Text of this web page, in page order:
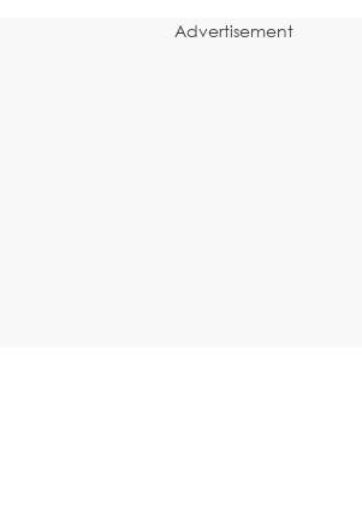
Advertisement